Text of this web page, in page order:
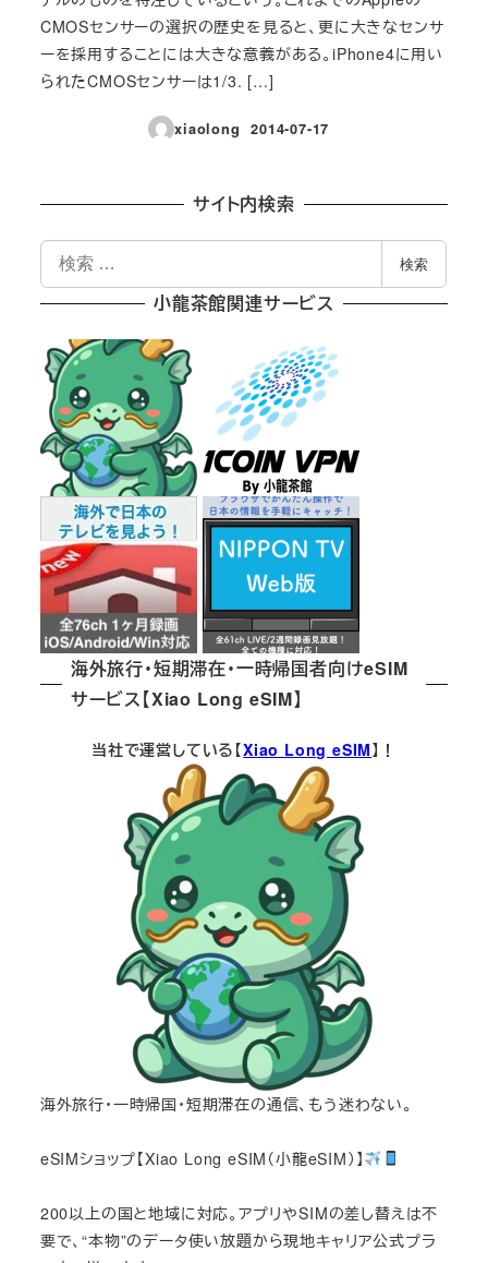
CMOSセンサーの選択の歴史を見ると、更に大きなセンサ
ーを採用することには大きな意義がある。iPhone4に用い
られたCMOSセンサーは1/3. […]
xiaolong
投稿日
2014-07-17
サイト内検索
索
検索
小龍茶館関連サービス
海外旅行・短期滞在・一時帰国者向けeSIM
サービス【Xiao Long eSIM】
当社で運営している【Xiao Long eSIM】！
海外旅行・一時帰国・短期滞在の通信、もう迷わない。
eSIMショップ【Xiao Long eSIM（小龍eSIM）】
200以上の国と地域に対応。アプリやSIMの差し替えは不
要で、“本物”のデータ使い放題から現地キャリア公式プラ